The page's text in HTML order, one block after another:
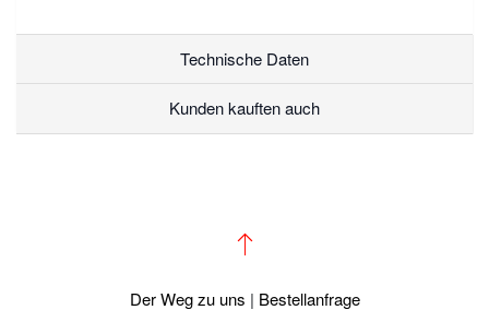
Technische Daten
Kunden kauften auch
Der Weg zu uns | Bestellanfrage